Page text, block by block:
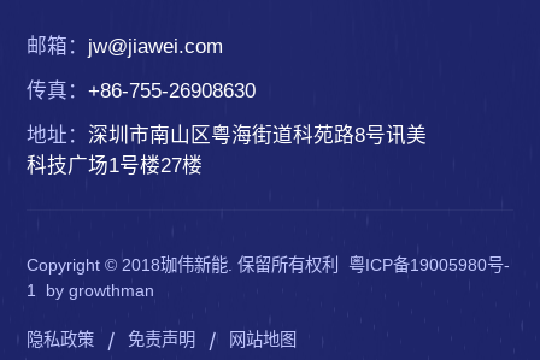
邮箱： jw@jiawei.com
传真：+86-755-26908630
地址：深圳市南山区粤海街道科苑路8号讯美
科技广场1号楼27楼
Copyright © 2018珈伟新能. 保留所有权利 粤ICP备19005980号-
1
bygrowthman
隐私政策 | 免责声明 | 网站地图